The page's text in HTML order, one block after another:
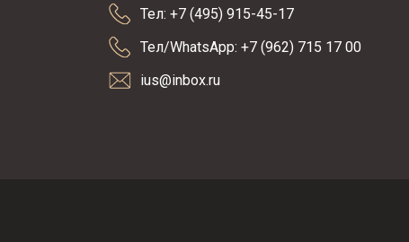
Тел: +7 (495) 915-45-17
Тел/WhatsApp: +7 (962) 715 17 00
ius@inbox.ru